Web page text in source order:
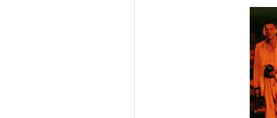
ニンフォマニアック
ニンフォマニアック Vol.1
（2011）
（
〜カ
DEAR WENDY ディア